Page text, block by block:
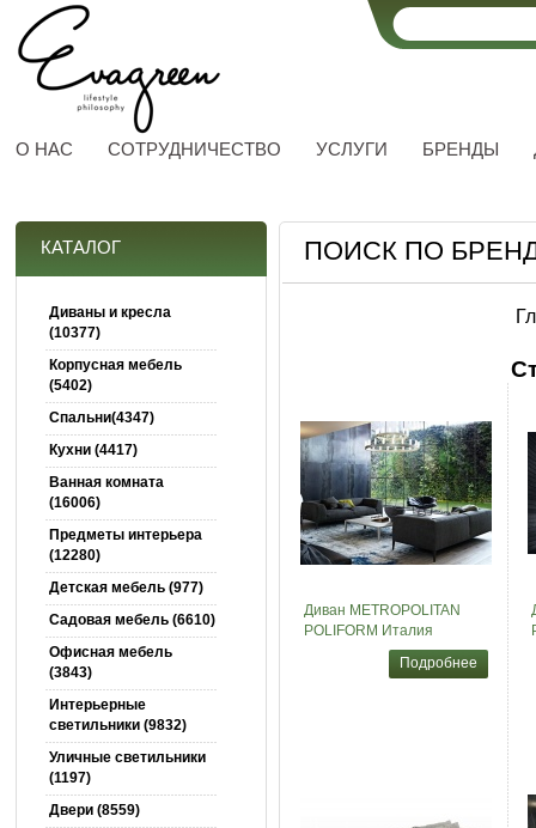
О НАС СОТРУДНИЧЕСТВО УСЛУГИ БРЕНДЫ
КАТАЛОГ
Диваны и кресла
(10377)
Корпусная мебель
(5402)
Спальни(4347)
Кухни (4417)
Ванная комната
(16006)
Предметы интерьера
(12280)
Детская мебель (977)
Садовая мебель (6610)
Офисная мебель
(3843)
Интерьерные
светильники (9832)
Уличные светильники
(1197)
Двери (8559)
ПОИСК ПО
Диван METROPOLITAN
POLIFORM Италия
Подробнее